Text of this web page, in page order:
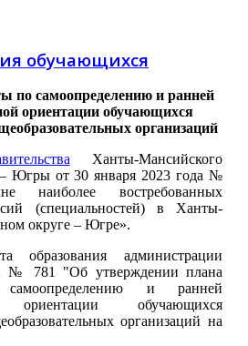
обучающихся
по самоопределению и ранней
ориентации обучающихся
организаций
Ханты-Мансийского
– Югры от 30 января 2023 года №
наиболее востребованных
(специальностей) в Ханты-
округе – Югре».
образования администрации
№ 781 "Об утверждении плана
и ранней
ориентации обучающихся
организаций на